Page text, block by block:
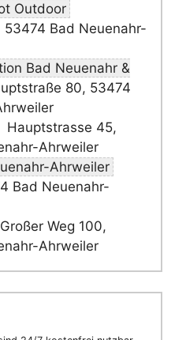
Outdoor
Bad Neuenahr-
Bad Neuenahr &
80, 53474
Hauptstrasse 45,
Ahrweiler
Ahrweiler
Bad Neuenahr-
Großer Weg 100,
Ahrweiler